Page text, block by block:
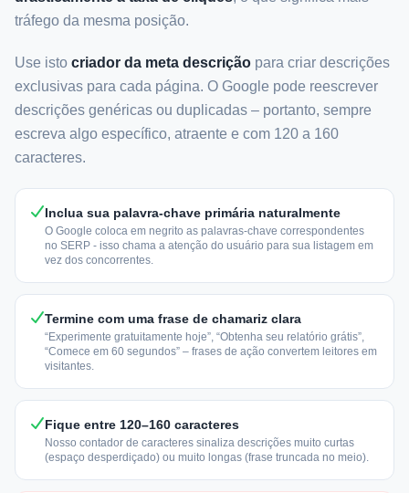
tráfego da mesma posição.
Use isto criador da meta descrição para criar descrições
exclusivas para cada página. O Google pode reescrever
descrições genéricas ou duplicadas – portanto, sempre
escreva algo específico, atraente e com 120 a 160
caracteres.
Inclua sua palavra-chave primária naturalmente
O Google coloca em negrito as palavras-chave correspondentes
no SERP - isso chama a atenção do usuário para sua listagem em
vez dos concorrentes.
Termine com uma frase de chamariz clara
“Experimente gratuitamente hoje”, “Obtenha seu relatório grátis”,
“Comece em 60 segundos” – frases de ação convertem leitores em
visitantes.
Fique entre 120–160 caracteres
Nosso contador de caracteres sinaliza descrições muito curtas
(espaço desperdiçado) ou muito longas (frase truncada no meio).